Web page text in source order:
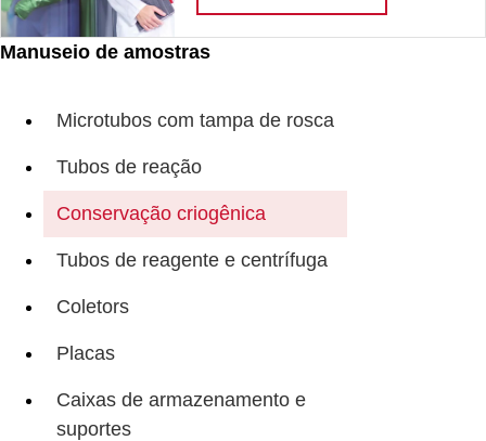
Manuseio de amostras
Microtubos com tampa de rosca
Tubos de reação
Conservação criogênica
Tubos de reagente e centrífuga
Coletors
Placas
Caixas de armazenamento e
suportes